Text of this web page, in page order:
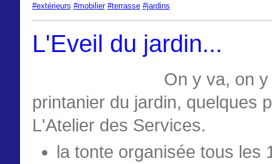
‪#‎extérieurs‬ ‪#‎mobilier‬ ‪#‎terrasse‬ ‪#‎jardins‬
L'Eveil du jardin...
On y va, on
printanier du jardin, quelques
L'Atelier des Services.
la tonte organisée tous les